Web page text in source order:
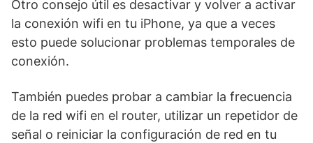
Otro consejo útil es desactivar y⁢ volver a activar
la conexión‍ wifi​ en tu iPhone, ya‌ que a veces
esto puede solucionar ‍problemas ‌temporales de
conexión.
También puedes probar a cambiar la frecuencia
de la red wifi en el router, utilizar un repetidor⁤ de
señal o reiniciar la configuración de red‌ en tu